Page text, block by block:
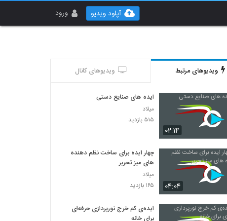
ورود آپلود ویدیو
ویدیوهای مرتبط ویدیوهای کانال
۰۲:۱۴
ایده های صنایع دستی
میلاد
۵۱۵ بازدید
۰۴:۰۴
چهار ایده برای ساخت نظم دهنده
های میز تحریر
میلاد
۱۶۵ بازدید
ایده‌ی کم خرج نورپردازی حرفه‌ای
برای خانه